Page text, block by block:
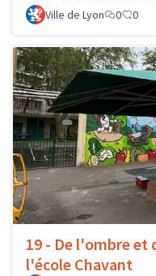
Ville de Lyon
0 0
19 - De l'ombre et
l'école Chavant